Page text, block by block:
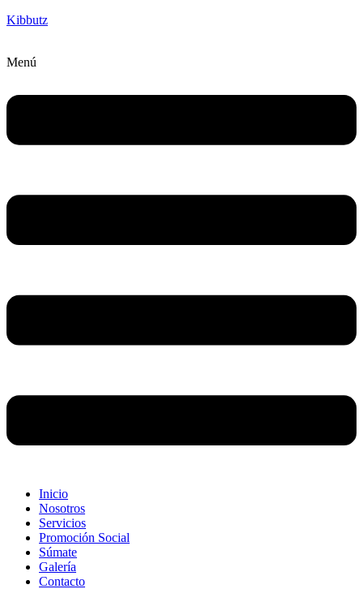
Kibbutz
Menú
Inicio
Nosotros
Servicios
Promoción Social
Súmate
Galería
Contacto